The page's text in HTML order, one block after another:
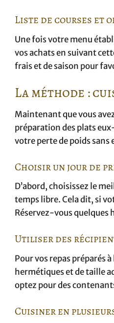
Liste de courses et
Une fois votre menu
vos achats en suivant
frais et de saison pour
La méthode :
Maintenant que vous
préparation des plats
votre perte de poids sans
Choisir un jour de
D’abord, choisissez le
temps libre. Cela dit, si
Réservez-vous quelques
Utiliser des
Pour vos repas préparés
hermétiques et de taille
optez pour des
Cuisiner en